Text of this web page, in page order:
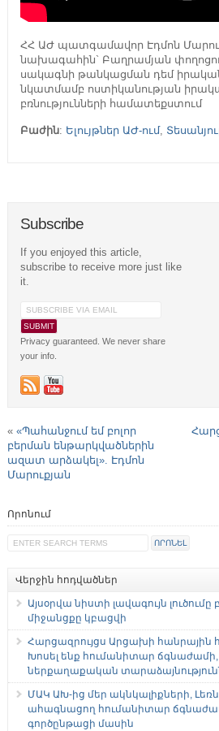
ՀՀ ԱԺ պատգամավոր Էդմոն
նախագահին` Բաղրամյան
սակագնի թանկացման դեմ
նկատմամբ ոստիկանության
բռնությունների համատեքստում
Բաժին: Ելույթներ ԱԺ-ում,
Subscribe
If you enjoyed this article,
subscribe to receive more just like
it.
Privacy guaranteed. We never share
your info.
« «Պահանջում եմ բոլոր
բերման ենթարկվածներին
ազատ արձակել». Էդմոն
Մարուքյան
Որոնում
Վերջին հոդվածներ
Այսօրվա նիստի լավագույն
միջանցքը կբացվի
Հարցազրույցս Արցախի հանրային
Խոսել ենք հումանիտար
ներքաղաքական
ՄԱԿ ԱԽ-ից մեր ակնկալիքների,
ահագնացող հումանիտար
գործընթացի մասին